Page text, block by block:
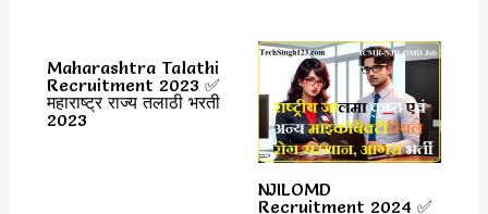
Maharashtra Talathi
Recruitment 2023 ✅
महाराष्ट्र राज्य तलाठी भरती
2023
NJILOMD
Recruitment 2024 ✅